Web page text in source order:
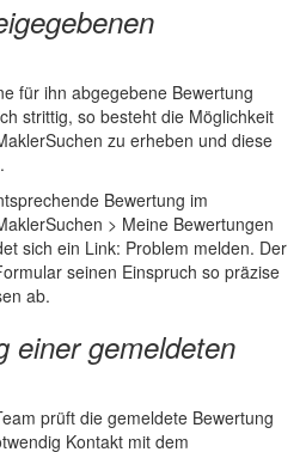
für ihn abgegebene Bewertung
strittig, so besteht die Möglichkeit
zu erheben und diese
Bewertung im
> Meine Bewertungen
sich ein Link: Problem melden. Der
seinen Einspruch so präzise
ab.
einer gemeldeten
prüft die gemeldete Bewertung
Kontakt mit dem